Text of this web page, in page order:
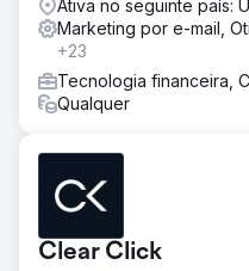
Ativa no seguinte país:
Marketing por e-mail,
+23
Tecnologia financeira,
Qualquer
Clear Click